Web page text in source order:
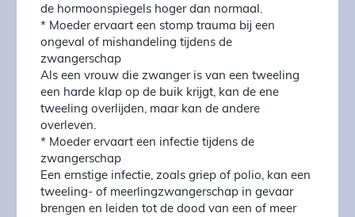
de hormoonspiegels hoger dan normaal.
* Moeder ervaart een stomp trauma bij een
ongeval of mishandeling tijdens de
zwangerschap
Als een vrouw die zwanger is van een tweeling
een harde klap op de buik krijgt, kan de ene
tweeling overlijden, maar kan de andere
overleven.
* Moeder ervaart een infectie tijdens de
zwangerschap
Een ernstige infectie, zoals griep of polio, kan een
tweeling- of meerlingzwangerschap in gevaar
brengen en leiden tot de dood van een of meer